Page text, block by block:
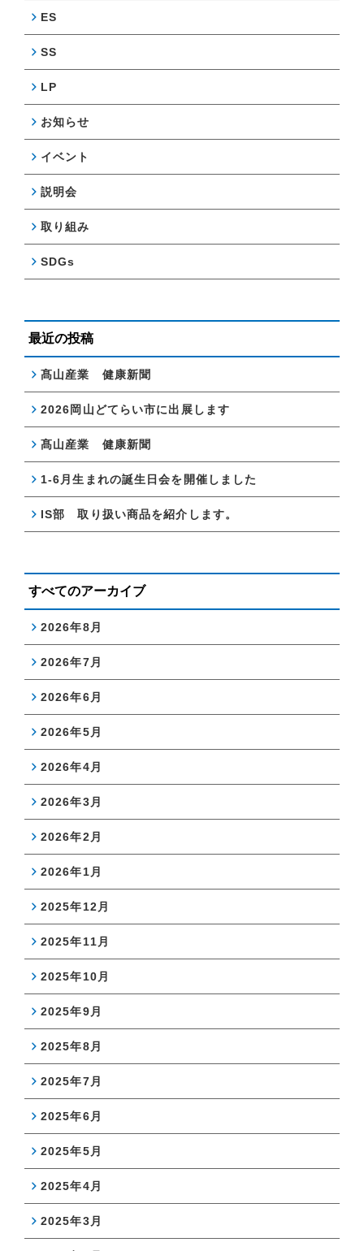
ES
SS
LP
お知らせ
イベント
説明会
取り組み
SDGs
最近の投稿
髙山産業 健康新聞
2026岡山どてらい市に出展します
髙山産業 健康新聞
1-6月生まれの誕生日会を開催しました
IS部 取り扱い商品を紹介します。
すべてのアーカイブ
2026年8月
2026年7月
2026年6月
2026年5月
2026年4月
2026年3月
2026年2月
2026年1月
2025年12月
2025年11月
2025年10月
2025年9月
2025年8月
2025年7月
2025年6月
2025年5月
2025年4月
2025年3月